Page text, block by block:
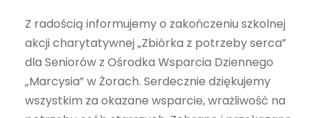
Z radością informujemy o zakończeniu szkolnej
akcji charytatywnej „Zbiórka z potrzeby serca”
dla Seniorów z Ośrodka Wsparcia Dziennego
„Marcysia” w Żorach. Serdecznie dziękujemy
wszystkim za okazane wsparcie, wrażliwość na